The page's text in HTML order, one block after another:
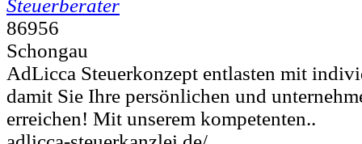
Steuerberater
86956
Schongau
AdLicca Steuerkonzept entlasten mit
damit Sie Ihre persönlichen und
erreichen! Mit unserem kompetenten..